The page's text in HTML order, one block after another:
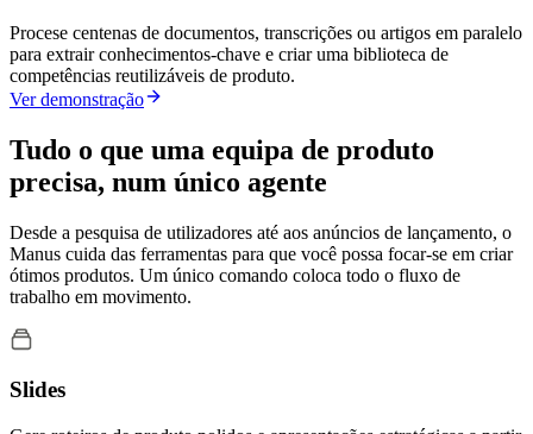
Procese centenas de documentos, transcrições ou artigos em paralelo
para extrair conhecimentos-chave e criar uma biblioteca de
competências reutilizáveis de produto.
Ver demonstração
Tudo o que uma equipa de produto
precisa, num único agente
Desde a pesquisa de utilizadores até aos anúncios de lançamento, o
Manus cuida das ferramentas para que você possa focar-se em criar
ótimos produtos. Um único comando coloca todo o fluxo de
trabalho em movimento.
Slides